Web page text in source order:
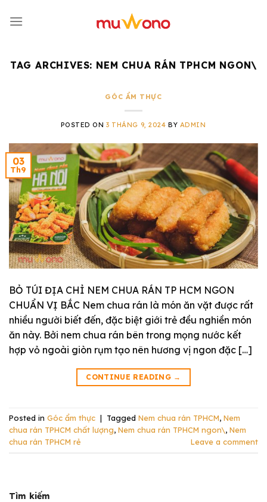
TAG ARCHIVES: NEM CHUA RÁN TPHCM NGON\
GÓC ẨM THỰC
POSTED ON3 THÁNG 9, 2024 BY ADMIN
03
Th9
BỎ TÚI ĐỊA CHỈ NEM CHUA RÁN TP HCM NGON
CHUẨN VỊ BẮC Nem chua rán là món ăn vặt được rất
nhiều người biết đến, đặc biệt giới trẻ đều nghiền món
ăn này. Bởi nem chua rán bên trong mọng nước kết
hợp vỏ ngoài giòn rụm tạo nên hương vị ngon đặc […]
CONTINUE READING →
Posted in Góc ẩm thực | Tagged Nem chua rán TPHCM, Nem
chua rán TPHCM chất lượng, Nem chua rán TPHCM ngon\, Nem
chua rán TPHCM rẻ
Leave a comment
Tìm kiếm